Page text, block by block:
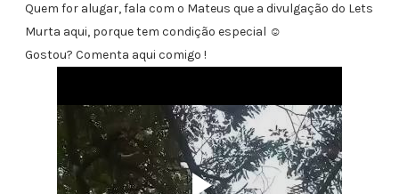
Quem for alugar, fala com o Mateus que a divulgação do Lets
Murta aqui, porque tem condição especial ☺️
Gostou? Comenta aqui comigo !